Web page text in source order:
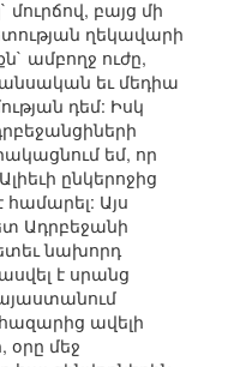
բայց մի
ղեկավարի
ամբողջ ուժը,
եւ մեդիա
դեմ: Իսկ
եմ, որ
ընկերոջից
համարել: Այս
Ադրբեջանի
նախորդ
է սրանց
ավելի
օրը մեջ